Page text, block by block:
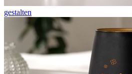
gestalten